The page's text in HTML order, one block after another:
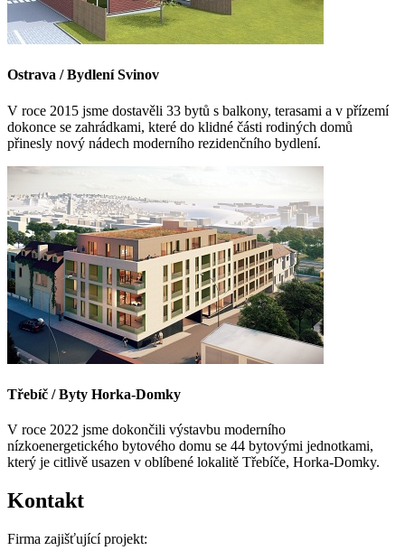
Ostrava / Bydlení Svinov
V roce 2015 jsme dostavěli 33 bytů s balkony, terasami a v přízemí
dokonce se zahrádkami, které do klidné části rodiných domů
přinesly nový nádech moderního rezidenčního bydlení.
Třebíč / Byty Horka-Domky
V roce 2022 jsme dokončili výstavbu moderního
nízkoenergetického bytového domu se 44 bytovými jednotkami,
který je citlivě usazen v oblíbené lokalitě Třebíče, Horka-Domky.
Kontakt
Firma zajišťující projekt: